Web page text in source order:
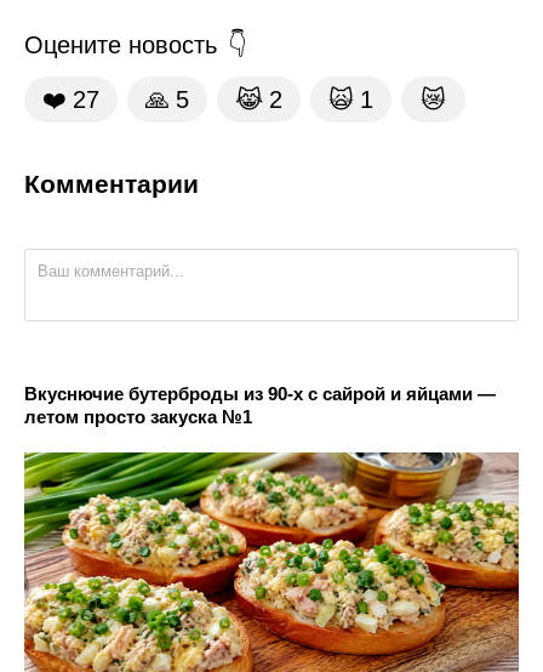
Оцените новость
❤️ 27 🙏 5 😹 2 🙀 1 😿
Комментарии
Вкуснючие бутерброды из 90-х с сайрой и яйцами —
летом просто закуска №1